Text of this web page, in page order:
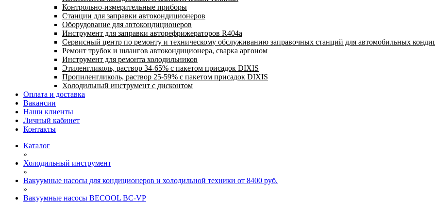
Контрольно-измерительные приборы
Станции для заправки автокондиционеров
Оборудование для автокондиционеров
Инструмент для заправки авторефрижераторов R404a
Сервисный центр по ремонту и техническому обслуживанию заправочных станций для автомобильных
Ремонт трубок и шлангов автокондиционера, сварка аргоном
Инструмент для ремонта холодильников
Этиленгликоль, раствор 34-65% с пакетом присадок DIXIS
Пропиленгликоль, раствор 25-59% с пакетом присадок DIXIS
Холодильный инструмент с дисконтом
Оплата и доставка
Вакансии
Наши клиенты
Личный кабинет
Контакты
Каталог
»
Холодильный инструмент
»
Вакуумные насосы для кондиционеров и холодильной техники от 8400 руб.
»
Вакуумные насосы BECOOL BC-VP